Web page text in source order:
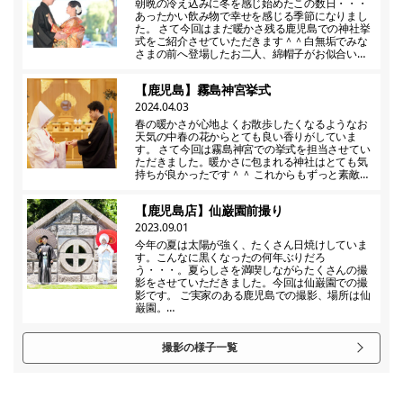
あったかい飲み物で幸せを感じる季節になりまし
た。 さて今回はまだ暖かさ残る鹿児島での神社挙
式をご紹介させていただきます＾＾白無垢でみな
さまの前へ登場したお二人、綿帽子がお似合い…
【鹿児島】霧島神宮挙式
2024.04.03
春の暖かさが心地よくお散歩したくなるようなお
天気の中春の花からとても良い香りがしていま
す。 さて今回は霧島神宮での挙式を担当させてい
ただきました。暖かさに包まれる神社はとても気
持ちが良かったです＾＾ これからもずっと素敵…
【鹿児島店】仙巌園前撮り
2023.09.01
今年の夏は太陽が強く、たくさん日焼けしていま
す。こんなに黒くなったの何年ぶりだろ
う・・・。夏らしさを満喫しながらたくさんの撮
影をさせていただきました。今回は仙巌園での撮
影です。 ご実家のある鹿児島での撮影、場所は仙
巌園。…
撮影の様子一覧